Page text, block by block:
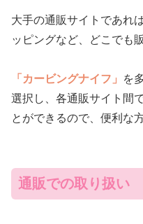
大手の通販サイトであれ
ッピングなど、どこでも
「カービングナイフ」
を
選択し、各通販サイト間
とができるので、便利な
通販での取り扱い